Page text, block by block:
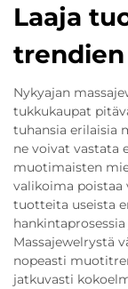
Laaja
Nykyajan
tukkukaupat
tuhansia erilaisia
ne voivat vastata
muotimaisten
valikoima poistaa
tuotteita useista
Massajewelrystä
nopeasti
jatkuvasti